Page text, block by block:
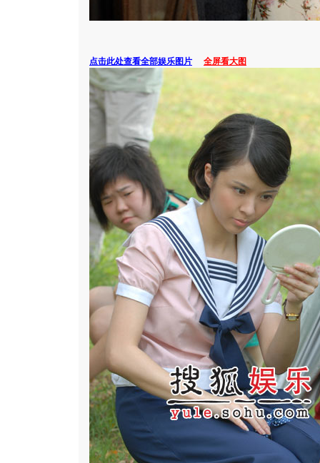
点击此处查看全部娱乐图片 全屏看大图